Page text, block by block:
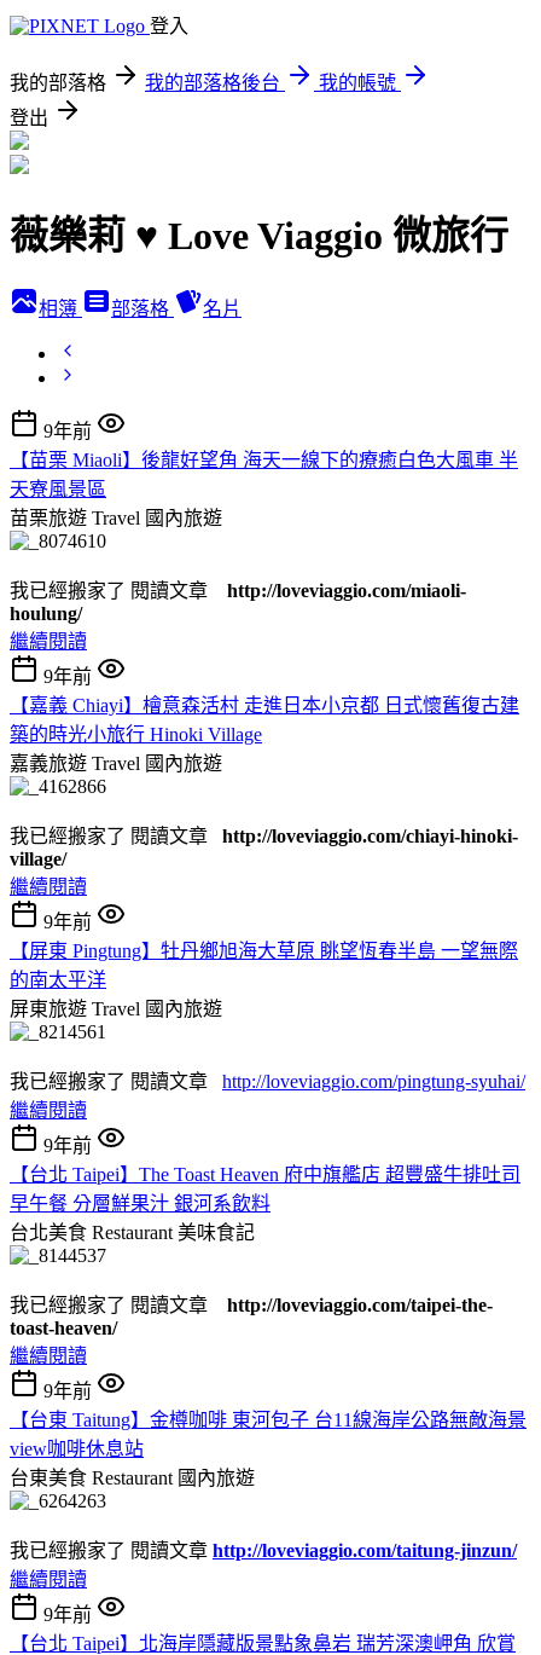
登入
我的部落格 我的部落格後台
我的帳號
登出
薇樂莉 ♥ Love Viaggio 微旅行
相簿 部落格 名片
9年前
【苗栗 Miaoli】後龍好望角 海天一線下的療癒白色大風車 半
天寮風景區
苗栗旅遊 Travel 國內旅遊
我已經搬家了 閱讀文章
http://loveviaggio.com/miaoli-
houlung/
繼續閱讀
9年前
【嘉義 Chiayi】檜意森活村 走進日本小京都 日式懷舊復古建
築的時光小旅行 Hinoki Village
嘉義旅遊 Travel 國內旅遊
我已經搬家了 閱讀文章 http://loveviaggio.com/chiayi-hinoki-
village/
繼續閱讀
9年前
【屏東 Pingtung】牡丹鄉旭海大草原 眺望恆春半島 一望無際
的南太平洋
屏東旅遊 Travel 國內旅遊
我已經搬家了 閱讀文章 http://loveviaggio.com/pingtung-syuhai/
繼續閱讀
9年前
【台北 Taipei】The Toast Heaven 府中旗艦店 超豐盛牛排吐司
早午餐 分層鮮果汁 銀河系飲料
台北美食 Restaurant 美味食記
我已經搬家了 閱讀文章 http://loveviaggio.com/taipei-the-
toast-heaven/
繼續閱讀
9年前
【台東 Taitung】金樽咖啡 東河包子 台11線海岸公路無敵海景
view咖啡休息站
台東美食 Restaurant 國內旅遊
我已經搬家了 閱讀文章 http://loveviaggio.com/taitung-jinzun/
繼續閱讀
9年前
【台北 Taipei】北海岸隱藏版景點象鼻岩 瑞芳深澳岬角 欣賞